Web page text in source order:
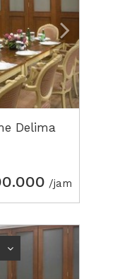
Delima
/jam
Next2